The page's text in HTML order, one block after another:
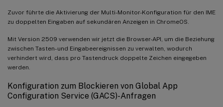
Zuvor führte die Aktivierung der Multi-Monitor-Konfiguration für den IME
zu doppelten Eingaben auf sekundären Anzeigen in ChromeOS.
Mit Version 2509 verwenden wir jetzt die Browser-API, um die Beziehung
zwischen Tasten- und Eingabeereignissen zu verwalten, wodurch
verhindert wird, dass pro Tastendruck doppelte Zeichen eingegeben
werden.
Konfiguration zum Blockieren von Global App
Configuration Service (GACS)-Anfragen